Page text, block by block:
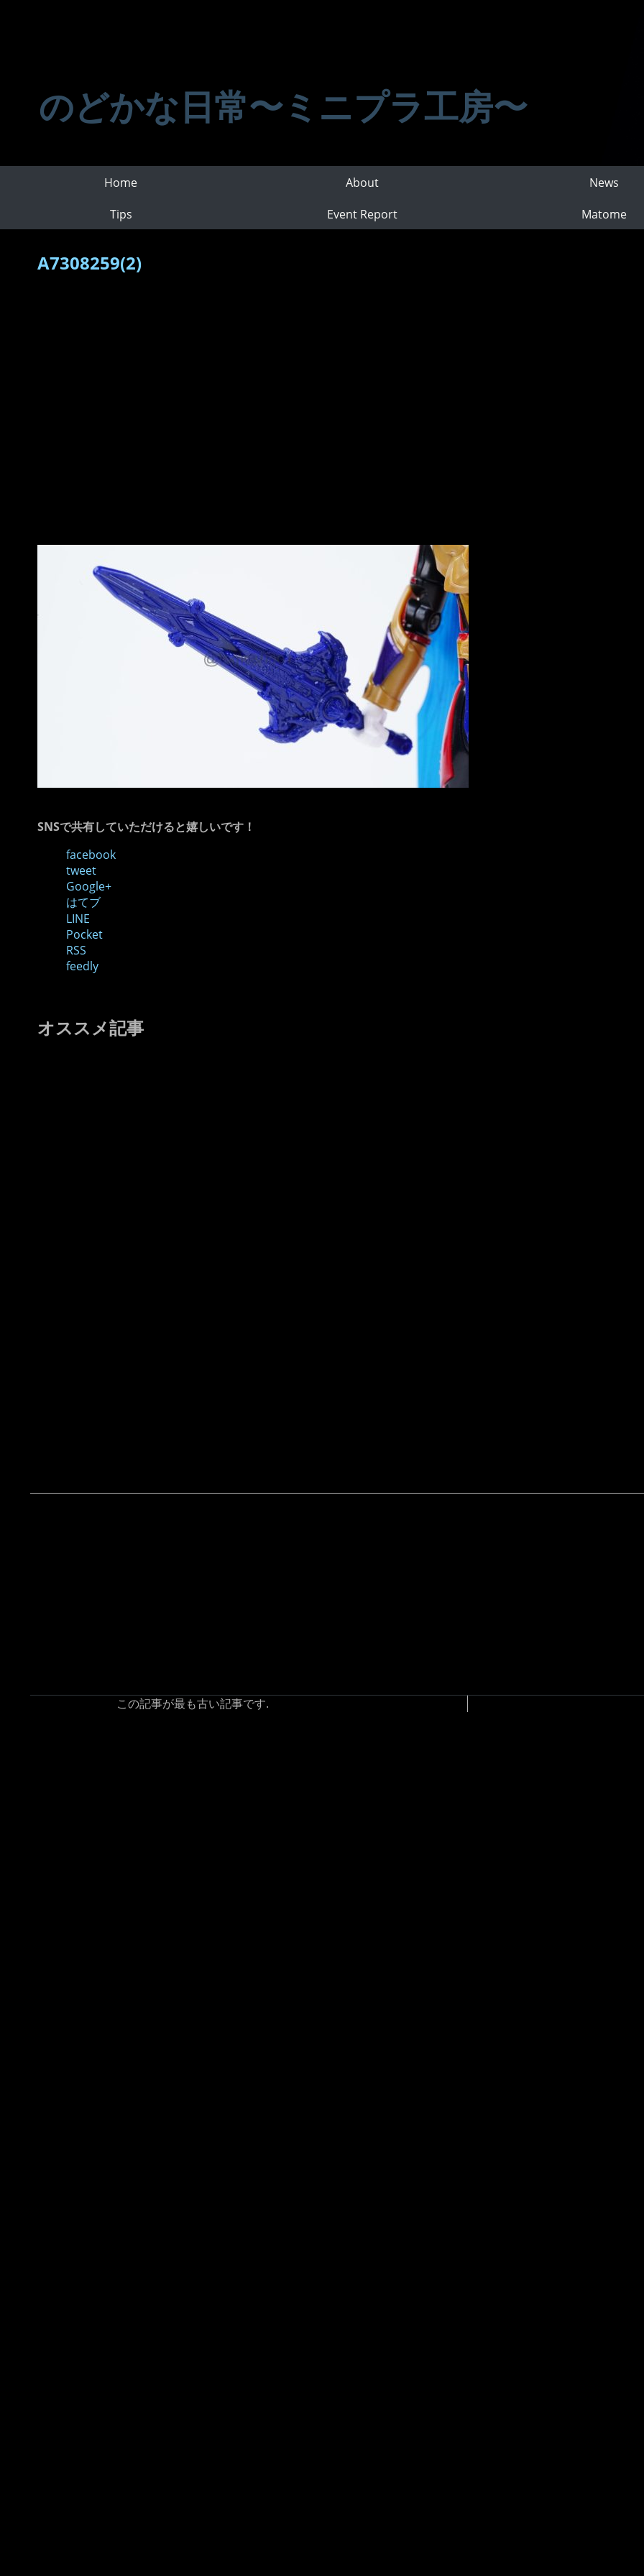
のどかな日常〜ミニプラ工房〜
Home About
News
Tips
Event Report Matome
A7308259(2)
SNSで共有していただけると嬉しいです！
facebook
tweet
Google+
はてブ
LINE
Pocket
RSS
feedly
オススメ記事
この記事が最も古い記事です.